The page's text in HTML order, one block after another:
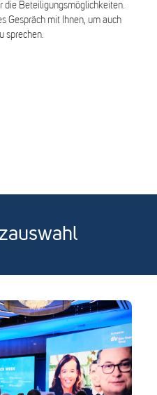
die Beteiligungsmöglichkeiten.
Gespräch mit Ihnen, um auch
sprechen.